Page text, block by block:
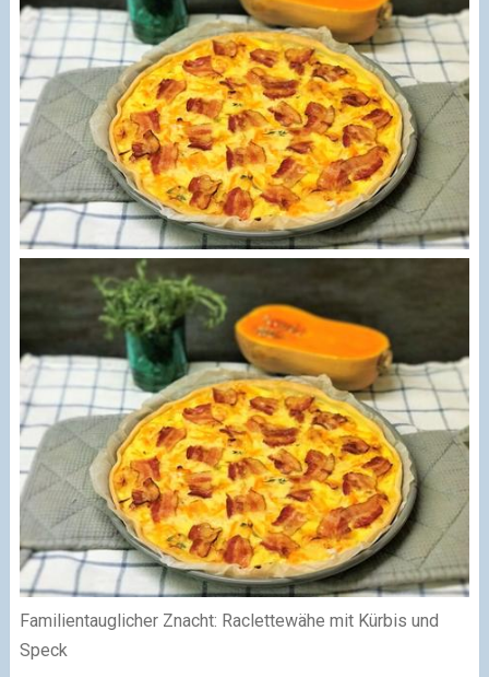
Familientauglicher Znacht: Raclettewähe mit Kürbis und
Speck